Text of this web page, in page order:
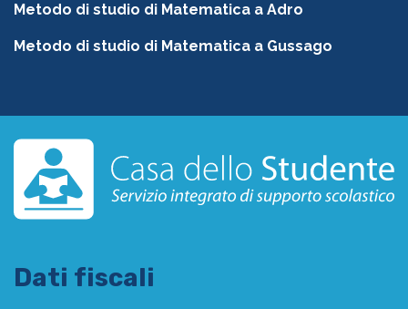
Metodo di studio di Matematica a Adro
Metodo di studio di Matematica a Gussago
Dati fiscali